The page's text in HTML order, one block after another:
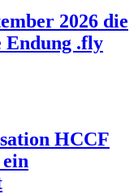
2026 die
Endung .fly
HCCF